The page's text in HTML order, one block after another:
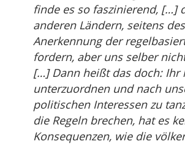
finde es so faszinierend, […]
anderen Ländern, seitens
Anerkennung der
fordern, aber uns selber
[…] Dann heißt das doch: Ihr
unterzuordnen und nach
politischen Interessen zu
die Regeln brechen, hat es
Konsequenzen, wie die